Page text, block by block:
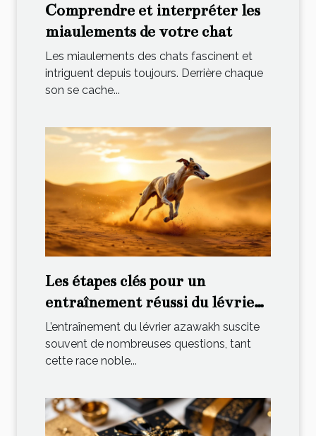
Comprendre et interpréter les
miaulements de votre chat
Les miaulements des chats fascinent et
intriguent depuis toujours. Derrière chaque
son se cache...
Les étapes clés pour un
entraînement réussi du lévrier
azawakh
L’entraînement du lévrier azawakh suscite
souvent de nombreuses questions, tant
cette race noble...